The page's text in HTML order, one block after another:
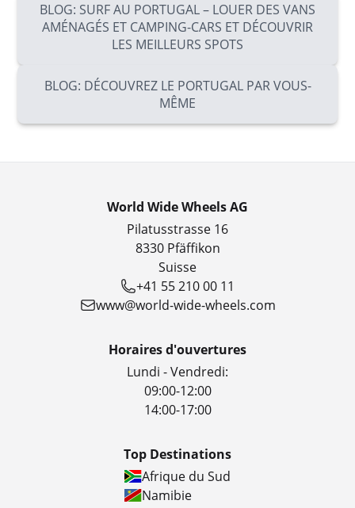
BLOG: SURF AU PORTUGAL – LOUER DES VANS
AMÉNAGÉS ET CAMPING-CARS ET DÉCOUVRIR
LES MEILLEURS SPOTS
BLOG: DÉCOUVREZ LE PORTUGAL PAR VOUS-
MÊME
World Wide Wheels AG
Pilatusstrasse 16
8330 Pfäffikon
Suisse
+41 55 210 00 11
www@world-wide-wheels.com
Horaires d'ouvertures
Lundi - Vendredi:
09:00-12:00
14:00-17:00
Top Destinations
Afrique du Sud
Namibie